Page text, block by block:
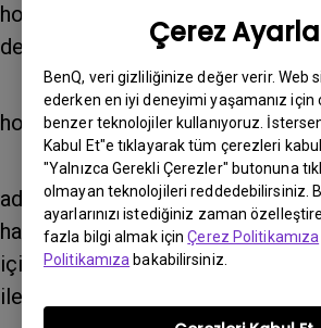
Çerez
BenQ, veri gizliliğinize değer verir. Web
ederken en iyi deneyimi yaşamanız için
benzer teknolojiler kullanıyoruz.
Kabul Et"e tıklayarak tüm çerezleri
"Yalnızca Gerekli Çerezler" butonuna
olmayan teknolojileri reddedebilirsiniz.
ayarlarınızı istediğiniz zaman
fazla bilgi almak içinÇerez Politikamıza
Politikamıza bakabilirsiniz.
hoparlörünüz tarafından
desteklenmediğini kontrol edin.
• Ses biçimi
hoparlörünüzün üreticisiyle
• Ses formatı destekleniyorsa,
adımları uygulamanıza rağmen
hala ses gelmiyorsa, daha fazla
için lütfen aşağıdaki bilgilerle
iletişime geçin.